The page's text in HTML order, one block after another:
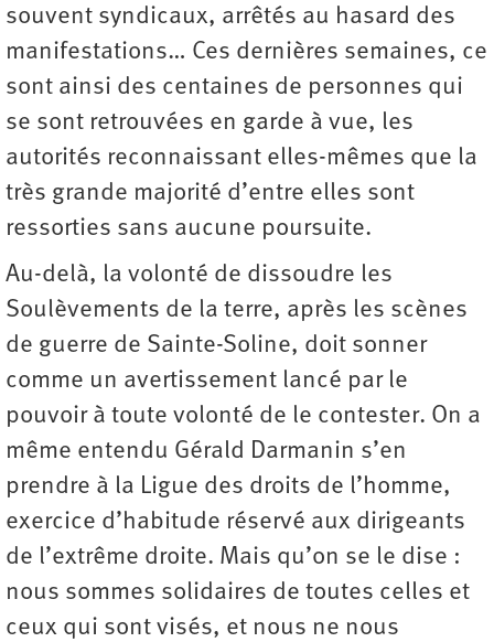
souvent syndicaux, arrêtés au hasard des
manifestations… Ces dernières semaines, ce
sont ainsi des centaines de personnes qui
se sont retrouvées en garde à vue, les
autorités reconnaissant elles-mêmes que la
très grande majorité d’entre elles sont
ressorties sans aucune poursuite.
Au-delà, la volonté de dissoudre les
Soulèvements de la terre, après les scènes
de guerre de Sainte-Soline, doit sonner
comme un avertissement lancé par le
pouvoir à toute volonté de le contester. On a
même entendu Gérald Darmanin s’en
prendre à la Ligue des droits de l’homme,
exercice d’habitude réservé aux dirigeants
de l’extrême droite. Mais qu’on se le dise :
nous sommes solidaires de toutes celles et
ceux qui sont visés, et nous ne nous